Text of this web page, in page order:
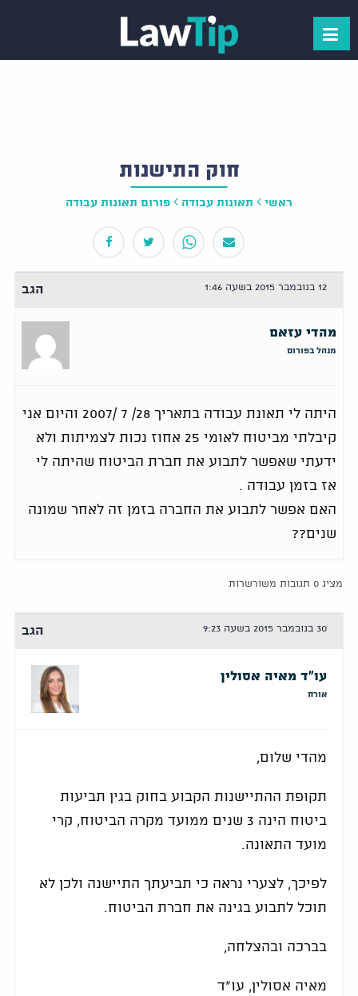
חוק התישנות
ראשי תאונות עבודה פורום תאונות עבודה
12 בנובמבר 2015 בשעה 1:46 הגב
מהדי עזאם
מנהל בפורום
היתה לי תאונת עבודה בתאריך 28/ 7 /2007 והיום אני
קיבלתי מביטוח לאומי 25 אחוז נכות לצמיתות ולא
ידעתי שאפשר לתבוע את חברת הביטוח שהיתה לי
אז בזמן עבודה .
האם אפשר לתבוע את החברה בזמן זה לאחר שמונה
שנים??
מציג 0 תגובות משורשרות
30 בנובמבר 2015 בשעה 9:23 הגב
עו"ד מאיה אסולין
אורח
מהדי שלום,
תקופת ההתיישנות הקבוע בחוק בגין תביעות
ביטוח הינה 3 שנים ממועד מקרה הביטוח, קרי
מועד התאונה.
לפיכך, לצערי נראה כי תביעתך התיישנה ולכן לא
תוכל לתבוע בגינה את חברת הביטוח.
בברכה ובהצלחה,
מאיה אסולין, עו"ד